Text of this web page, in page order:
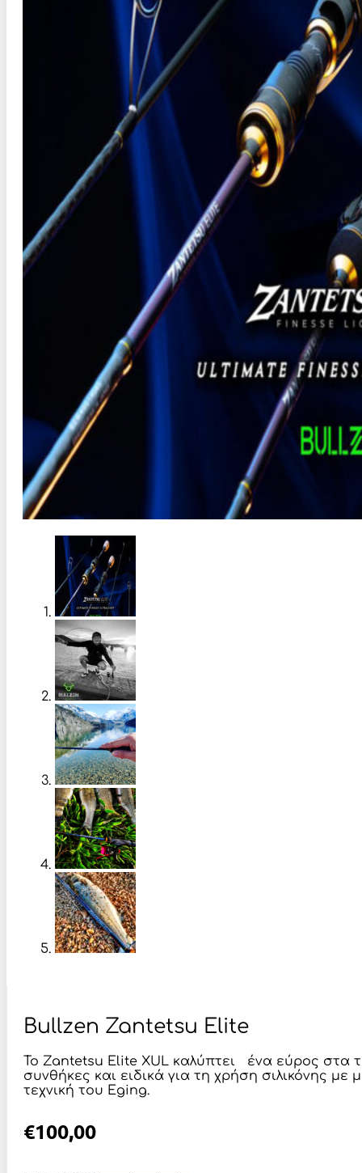
Bullzen Zantetsu Elite
Το Zantetsu Elite XUL καλύπτει ένα εύρος στα
συνθήκες και ειδικά για τη χρήση σιλικόνης
τεχνική του Eging.
€100,00